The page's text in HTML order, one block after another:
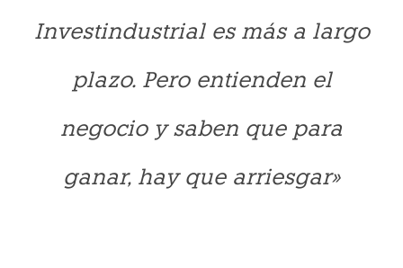
Investindustrial es más a largo
plazo. Pero entienden el
negocio y saben que para
ganar, hay que arriesgar»